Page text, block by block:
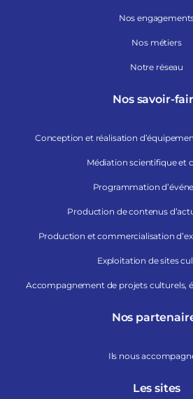
Nos
Nos métiers
Notre réseau
Nos savoir-
Conception et réalisation
Médiation scientifique et
Programmation
Production de contenus
Production et commercialisation
Exploitation de sites
Accompagnement de projets culturels,
Nos
Ils nous
Les sites